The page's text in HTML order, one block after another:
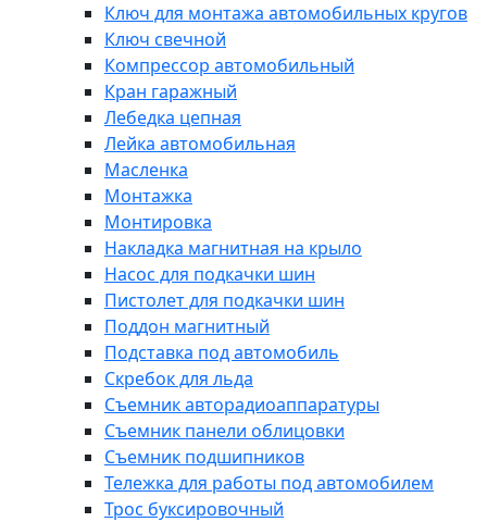
Ключ для монтажа автомобильных кругов
Ключ свечной
Компрессор автомобильный
Кран гаражный
Лебедка цепная
Лейка автомобильная
Масленка
Монтажка
Монтировка
Накладка магнитная на крыло
Насос для подкачки шин
Пистолет для подкачки шин
Поддон магнитный
Подставка под автомобиль
Скребок для льда
Съемник авторадиоаппаратуры
Съемник панели облицовки
Съемник подшипников
Тележка для работы под автомобилем
Трос буксировочный